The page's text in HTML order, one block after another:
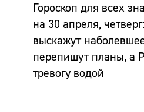
Гороскоп для всех
на 30 апреля,
выскажут
перепишут планы, а
тревогу водой